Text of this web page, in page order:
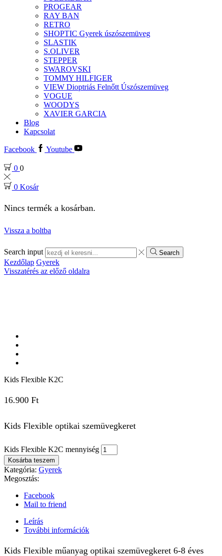
PROGEAR
RAY BAN
RETRO
SHOPTIC Gyerek úszószemüveg
SLASTIK
S.OLIVER
STEPPER
SWAROVSKI
TOMMY HILFIGER
VIEW Dioptriás Felnőtt Úszószemüveg
VOGUE
WOODYS
XAVIER GARCIA
Blog
Kapcsolat
Facebook Youtube
0 0
0 Kosár
Nincs termék a kosárban.
Vissza a boltba
Search input Search
Kezdőlap Gyerek
Visszatérés az előző oldalra
Kids Flexible K2C
16.900 Ft
Kids Flexible optikai szemüvegkeret
Kids Flexible K2C mennyiség
Kosárba teszem
Kategória: Gyerek
Megosztás:
Facebook
Mail to friend
Leírás
További információk
Kids Flexible műanyag optikai szemüvegkeret 6-8 éves